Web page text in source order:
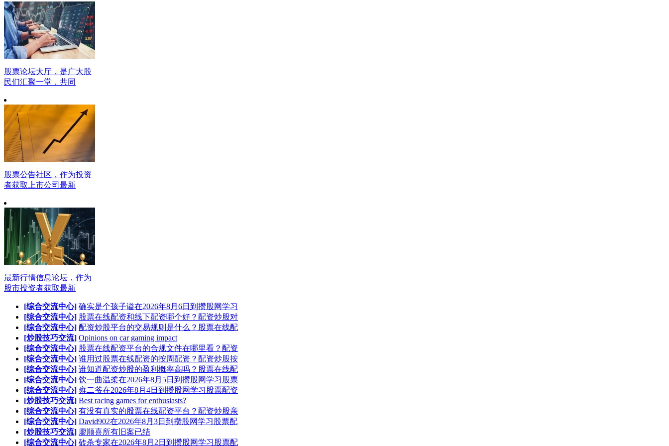
股票论坛大厅，是广大股
民们汇聚一堂，共同
股票公告社区，作为投资
者获取上市公司最新
最新行情信息论坛，作为
股市投资者获取最新
[综合交流中心] 确实是个孩子谥在2026年8月6日到攒股网学习
[综合交流中心] 股票在线配资和线下配资哪个好？配资炒股对
[综合交流中心] 配资炒股平台的交易规则是什么？股票在线配
[炒股技巧交流] Opinions on car gaming impact
[综合交流中心] 股票在线配资平台的合规文件在哪里看？配资
[综合交流中心] 谁用过股票在线配资的按周配资？配资炒股按
[综合交流中心] 谁知道配资炒股的盈利概率高吗？股票在线配
[综合交流中心] 饮一曲温柔在2026年8月5日到攒股网学习股票
[综合交流中心] 雍二爷在2026年8月4日到攒股网学习股票配资
[炒股技巧交流] Best racing games for enthusiasts?
[综合交流中心] 有没有真实的股票在线配资平台？配资炒股亲
[综合交流中心] David902在2026年8月3日到攒股网学习股票配
[炒股技巧交流] 廖顺喜所有旧案已结
[综合交流中心] 砖杀专家在2026年8月2日到攒股网学习股票配